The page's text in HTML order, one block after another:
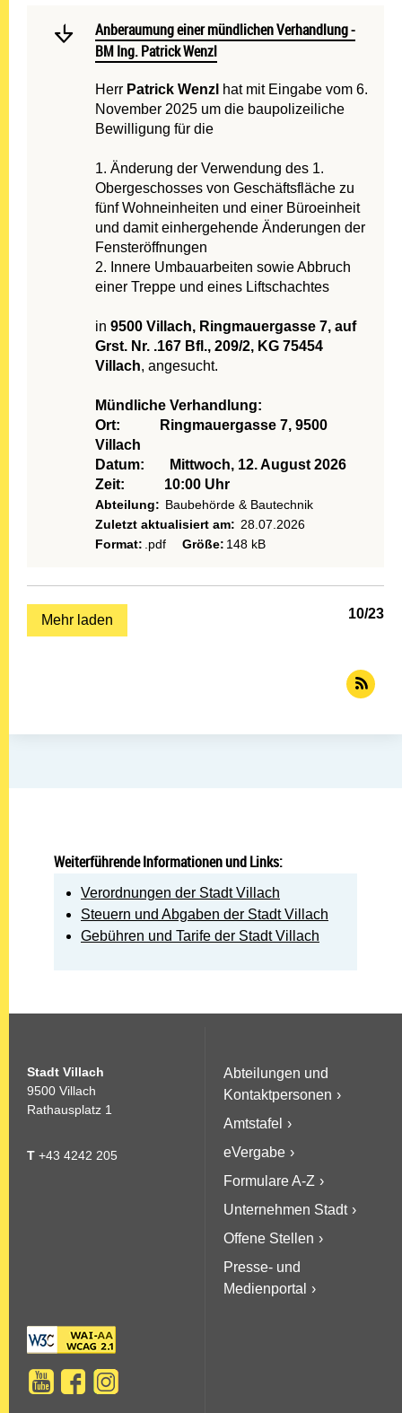
Mehr lesen:
Anberaumung einer mündlichen Verhandlung - BM
Anberaumung einer mündlichen Verhandlung -
BM Ing. Patrick Wenzl
Herr Patrick Wenzl hat mit Eingabe vom 6.
November 2025 um die baupolizeiliche
Bewilligung für die
1. Änderung der Verwendung des 1.
Obergeschosses von Geschäftsfläche zu
fünf Wohneinheiten und einer Büroeinheit
und damit einhergehende Änderungen der
Fensteröffnungen
2. Innere Umbauarbeiten sowie Abbruch
einer Treppe und eines Liftschachtes
in9500 Villach, Ringmauergasse 7, auf
Grst. Nr. .167 Bfl., 209/2, KG 75454
Villach, angesucht.
Mündliche Verhandlung:
Ort: Ringmauergasse 7, 9500
Villach
Datum: Mittwoch, 12. August 2026
Zeit:
10:00 Uhr
Abteilung: Baubehörde & Bautechnik
Zuletzt aktualisiert am: 28.07.2026
Format: .pdf Größe: 148 kB
Mehr laden 10/23
Weiterführende Informationen und Links:
Verordnungen der Stadt Villach
Steuern und Abgaben der Stadt Villach
Gebühren und Tarife der Stadt Villach
Stadt Villach
9500 Villach
Rathausplatz 1
T +43 4242 205
Abteilungen und
Kontaktpersonen
Amtstafel
eVergabe
Formulare A-Z
Unternehmen Stadt
Offene Stellen
Presse- und
Medienportal